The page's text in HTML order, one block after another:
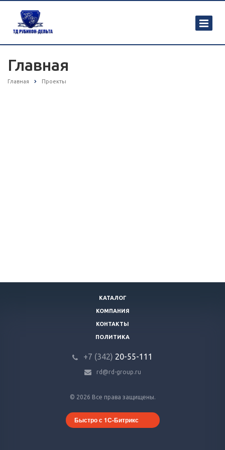
Главная
Главная Проекты
© 2026 Все права защищены.
Быстро с 1С-Битрикс
КАТАЛОГ
КОМПАНИЯ
КОНТАКТЫ
ПОЛИТИКА
+7 (342) 20-55-111
rd@rd-group.ru